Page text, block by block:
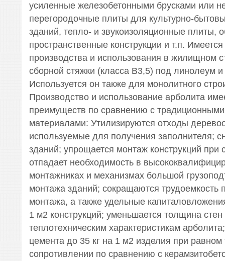
усиленные железобетонными брусками или
перегородочные плиты для культурно-
зданий, тепло- и звукоизоляционные плиты,
пространственные конструкции и т.п.
производства и использования в жилищном
сборной стяжки (класса В3,5) под линолеум и
Используется он также для монолитного
Производство и использование арболита
преимуществ по сравнению с
материалами: Утилизируются отходы
используемые для получения заполнителя;
зданий; упрощается монтаж конструкций при
отпадает необходимость в
монтажниках и механизмах большой
монтажа зданий; сокращаются трудоемкость
монтажа, а также удельные
1 м2 конструкций; уменьшается толщина
теплотехническим характеристикам
цемента до 35 кг на 1 м2 изделия при равном
сопротивлении по сравнению с